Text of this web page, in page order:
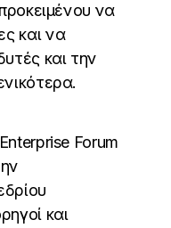
να
και να
και την
Forum
και